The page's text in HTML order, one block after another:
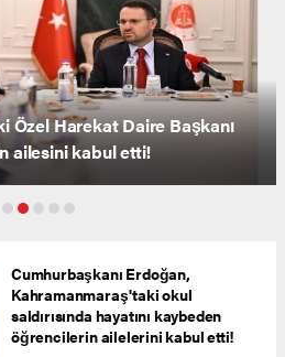
gündemden çıkmasıyla
bir iklim doğacaktır
Cumhurbaşkanı Erdoğan,
Kahramanmaraş'taki okul
saldırısında hayatını kaybeden
öğrencilerin ailelerini kabul etti!